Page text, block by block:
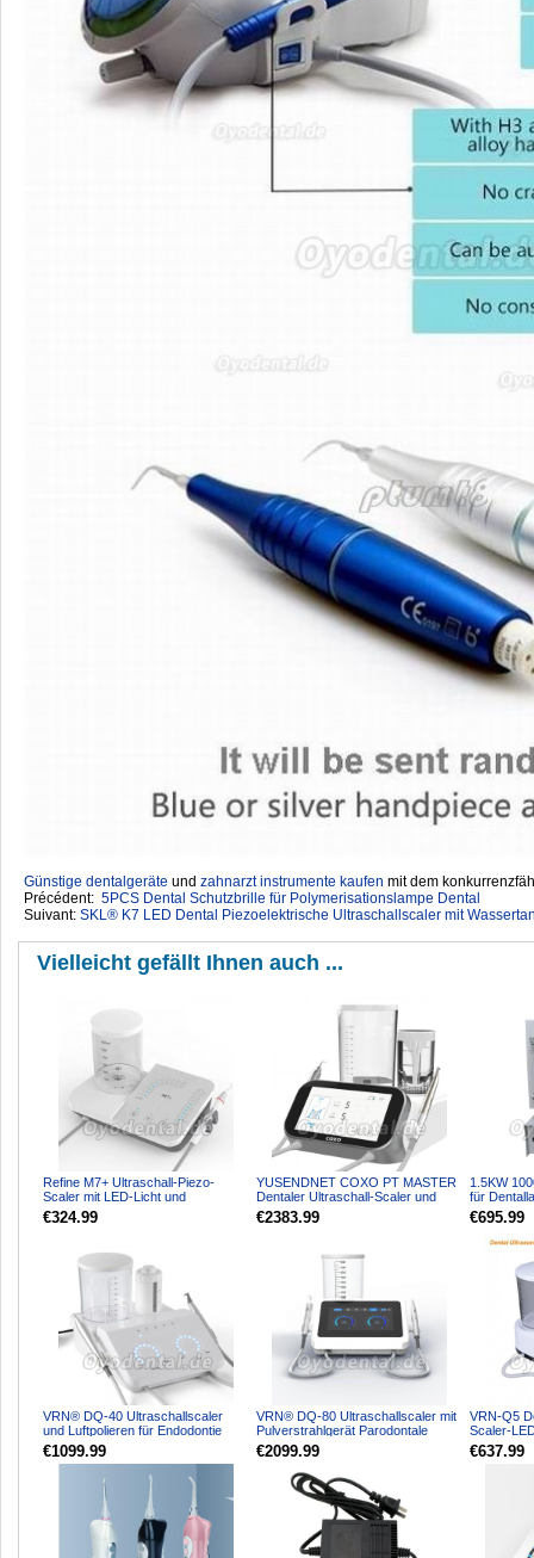
Günstige dentalgeräte ‎ und zahnarzt instrumente kaufen mit dem
Précédent: 5PCS Dental Schutzbrille für Polymerisationslampe Dental
Suivant: SKL® K7 LED Dental Piezoelektrische Ultraschallscaler mit
Vielleicht gefällt Ihnen auch ...
Refine M7+ Ultraschall-Piezo-
Scaler mit LED-Licht und
Wasserflasche
€324.99
YUSENDNET COXO PT MASTER
Dentaler Ultraschall-Scaler und
Air-Polisher-Luftstromm...
€2383.99
1.5KW
für
€695.99
VRN® DQ-40 Ultraschallscaler
und Luftpolieren für Endodontie
Parodontale Skalier...
€1099.99
VRN® DQ-80 Ultraschallscaler mit
Pulverstrahlgerät Parodontale
Skalierung Wurzel...
€2099.99
VRN-Q5
Scaler-
€637.99